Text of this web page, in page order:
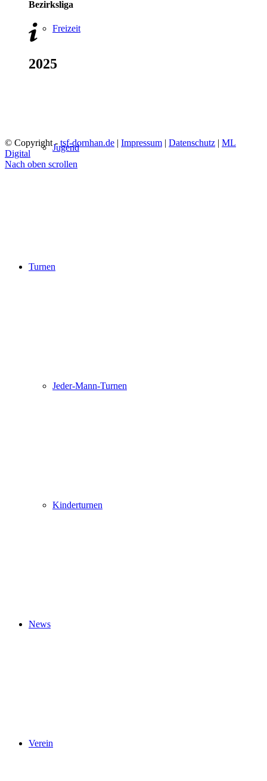
Freizeit
Jugend
Turnen
Jeder-Mann-Turnen
Kinderturnen
News
Verein
Bezirksliga
2025
© Copyright - tsf-dornhan.de | Impressum | Datenschutz | ML
Digital
Nach oben scrollen